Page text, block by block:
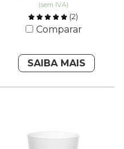
(sem IVA)
(2)
Comparar
SAIBA MAIS